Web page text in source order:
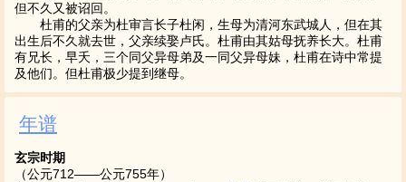
但不久又被诏回。
杜甫的父亲为杜审言长子杜闲，生母为清河东武城人，但在其
出生后不久就去世，父亲续娶卢氏。杜甫由其姑母抚养长大。杜甫
有兄长，早夭，三个同父异母弟及一同父异母妹，杜甫在诗中常提
及他们。但杜甫极少提到继母。
年谱
玄宗时期
（公元712——公元755年）